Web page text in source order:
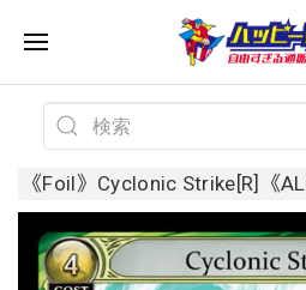
《Foil》Cyclonic Strike[R]《